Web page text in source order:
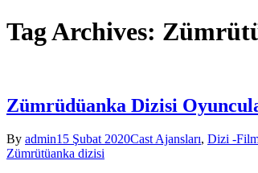
Tag Archives:
Zümrüdüanka Dizisi
By admin15 Şubat 2020Cast Ajansları, Dizi -
Zümrütüanka dizisi